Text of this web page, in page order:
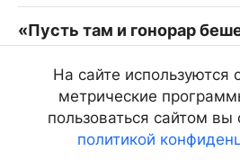
«Пусть там и гонорар
тем не менее здесь
мне важнее»
10 вопросов режиссеру
Лыгденову
05.11.12, 15:00 2001
На сайте используются
метрические
пользоваться сайтом вы
политикой